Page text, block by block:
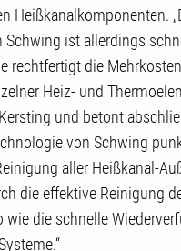
Heißkanalkomponenten.
Schwing ist allerdings
rechtfertigt die
Heiz- und
und betont
von Schwing
aller Heißkanal-
die effektive Reinigung
wie die schnelle